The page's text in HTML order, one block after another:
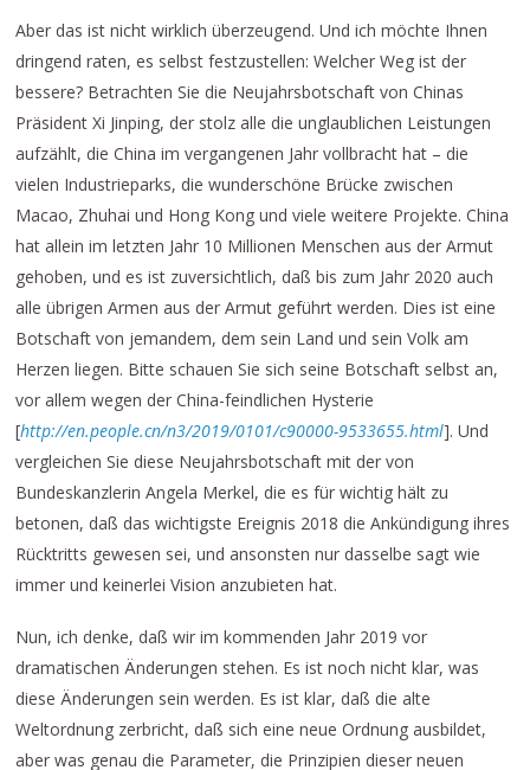
Aber das ist nicht wirklich überzeugend. Und ich möchte Ihnen
dringend raten, es selbst festzustellen: Welcher Weg ist der
bessere? Betrachten Sie die Neujahrsbotschaft von Chinas
Präsident Xi Jinping, der stolz alle die unglaublichen Leistungen
aufzählt, die China im vergangenen Jahr vollbracht hat – die
vielen Industrieparks, die wunderschöne Brücke zwischen
Macao, Zhuhai und Hong Kong und viele weitere Projekte. China
hat allein im letzten Jahr 10 Millionen Menschen aus der Armut
gehoben, und es ist zuversichtlich, daß bis zum Jahr 2020 auch
alle übrigen Armen aus der Armut geführt werden. Dies ist eine
Botschaft von jemandem, dem sein Land und sein Volk am
Herzen liegen. Bitte schauen Sie sich seine Botschaft selbst an,
vor allem wegen der China-feindlichen Hysterie
[http://en.people.cn/n3/2019/0101/c90000-9533655.html]. Und
vergleichen Sie diese Neujahrsbotschaft mit der von
Bundeskanzlerin Angela Merkel, die es für wichtig hält zu
betonen, daß das wichtigste Ereignis 2018 die Ankündigung ihres
Rücktritts gewesen sei, und ansonsten nur dasselbe sagt wie
immer und keinerlei Vision anzubieten hat.
Nun, ich denke, daß wir im kommenden Jahr 2019 vor
dramatischen Änderungen stehen. Es ist noch nicht klar, was
diese Änderungen sein werden. Es ist klar, daß die alte
Weltordnung zerbricht, daß sich eine neue Ordnung ausbildet,
aber was genau die Parameter, die Prinzipien dieser neuen